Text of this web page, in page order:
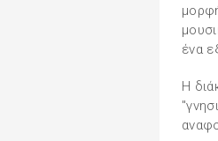
ένα
Η